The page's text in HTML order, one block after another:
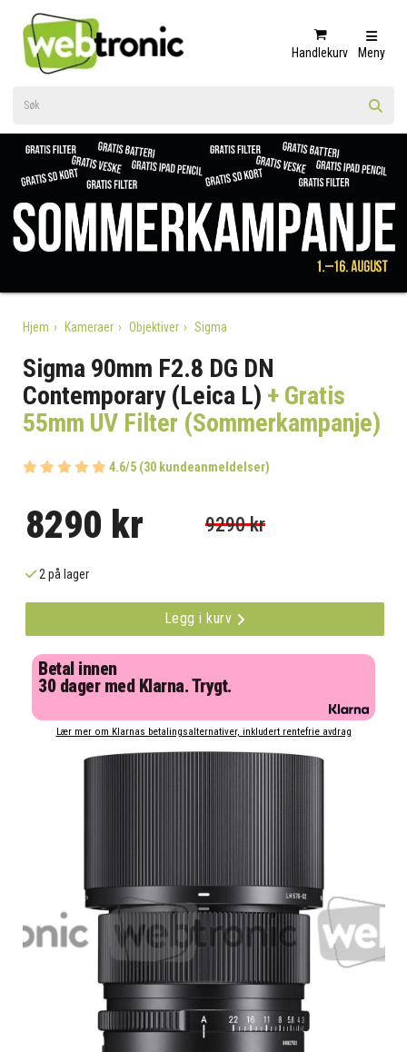
Handlekurv Meny
Hjem Kameraer Objektiver Sigma
Sigma 90mm F2.8 DG DN
Contemporary (Leica L) + Gratis
55mm UV Filter (Sommerkampanje)
4.6/5 (30 kundeanmeldelser)
8290 kr 9290 kr
2 på lager
Legg i kurv
Betal innen
30 dager med Klarna. Trygt.
Lær mer om Klarnas betalingsalternativer, inkludert rentefrie avdrag